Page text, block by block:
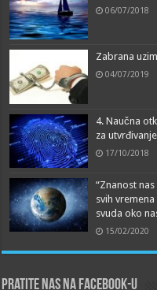
06/07/2018
Zabrana
04/07/2019
4. Naučna
za
17/10/2018
“Znanost
svih
svuda oko
15/02/2020
Pratite nas na Facebook-u